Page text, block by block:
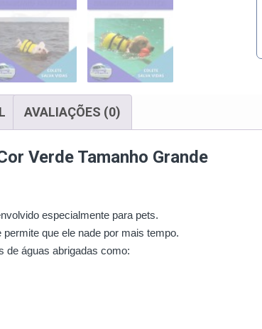
AVALIAÇÕES (0)
Verde Tamanho Grande
especialmente para pets.
que ele nade por mais tempo.
de águas abrigadas como: